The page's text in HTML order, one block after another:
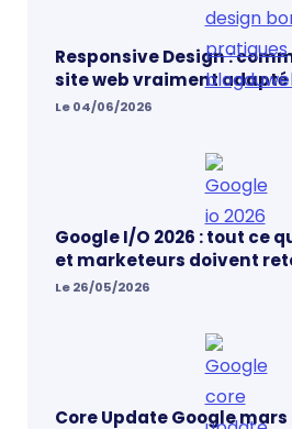
Responsive Design :
site web vraiment adapté
Le 04/06/2026
Google I/O 2026 : tout ce
et marketeurs doivent
Le 26/05/2026
Core Update Google mars